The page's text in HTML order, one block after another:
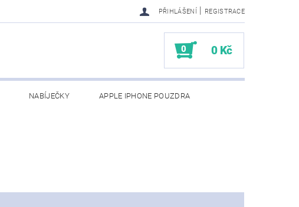
PŘIHLÁŠENÍ | REGISTRACE
0 0 Kč
NABÍJEČKY APPLE IPHONE POUZDRA